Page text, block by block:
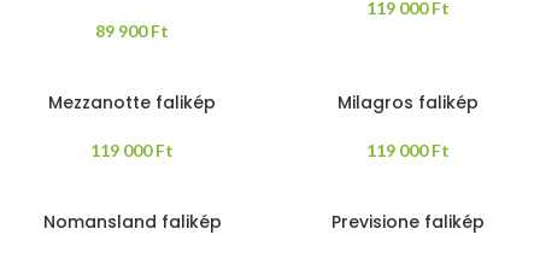
89 900Ft
119 000Ft
Mezzanotte falikép
119 000Ft
Milagros falikép
119 000Ft
Nomansland falikép Previsione falikép